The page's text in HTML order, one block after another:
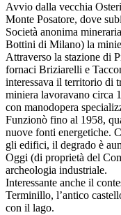
Avvio dalla vecchia
Monte Posatore, dove
Società anonima
Bottini di Milano) la
Attraverso la stazione di
fornaci Briziarelli e
interessava il territorio di
miniera lavoravano circa
con manodopera
Funzionò fino al 1958,
nuove fonti energetiche.
gli edifici, il degrado è
Oggi (di proprietà del
archeologia industriale.
Interessante anche il
Terminillo, l’antico
con il lago.